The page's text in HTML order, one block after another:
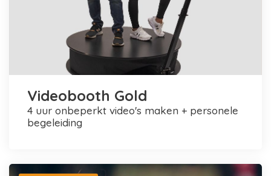
Videobooth Gold
4 uur onbeperkt video's maken + personele
begeleiding